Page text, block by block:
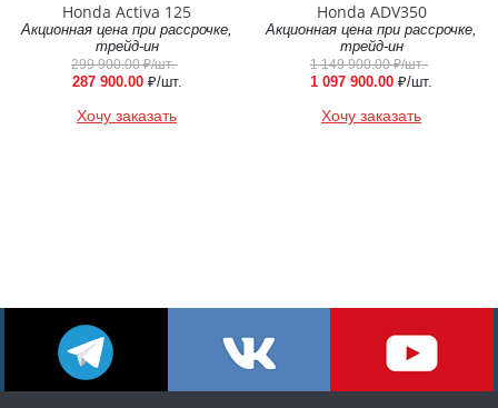
Honda Activa 125
Акционная цена при рассрочке,
трейд-ин
299 900.00₽/шт.
287 900.00 ₽/шт.
Хочу заказать
Honda ADV350
Акционная цена при рассрочке,
трейд-ин
1 149 900.00₽/шт.
1 097 900.00 ₽/шт.
Хочу заказать